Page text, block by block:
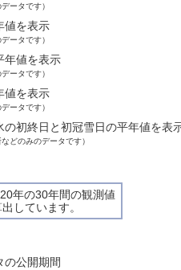
ータです）
値を表示
ータです）
年値を表示
ータです）
値を表示
ータです）
の初終日と初冠雪日の平年値を表
どのみのデータです）
年の30年間の観測値
しています。
の公開期間